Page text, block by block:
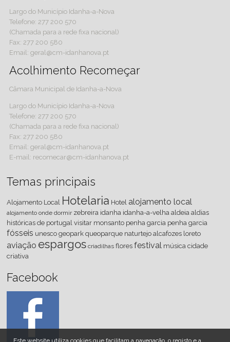
Este website utiliza cookies que facilitam a navegação, o registo e a
Largo do Município Idanha-a-Nova
Telefone: 277 200 570
(Chamada para a rede fixa nacional)
Fax: 277 200 580
Email: geral@cm-idanhanova.pt
Acolhimento Recomeçar
Câmara Municipal de Idanha-a-Nova
Largo do Município Idanha-a-Nova
Telefone: 277 200 570
(Chamada para a rede fixa nacional)
Fax: 277 200 580
Email: geral@cm-idanhanova.pt
E-mail: recomecar@cm-idanhanova.pt
Temas principais
Alojamento Local Hotelaria Hotel alojamento local
alojamento onde dormir zebreira idanha idanha-a-velha aldeia aldias
históricas de portugal visitar monsanto penha garcia penha garcia
fósseis unesco geopark queoparque naturtejo alcafozes loreto
aviação espargos criadilhas flores festival música cidade
criativa
Facebook